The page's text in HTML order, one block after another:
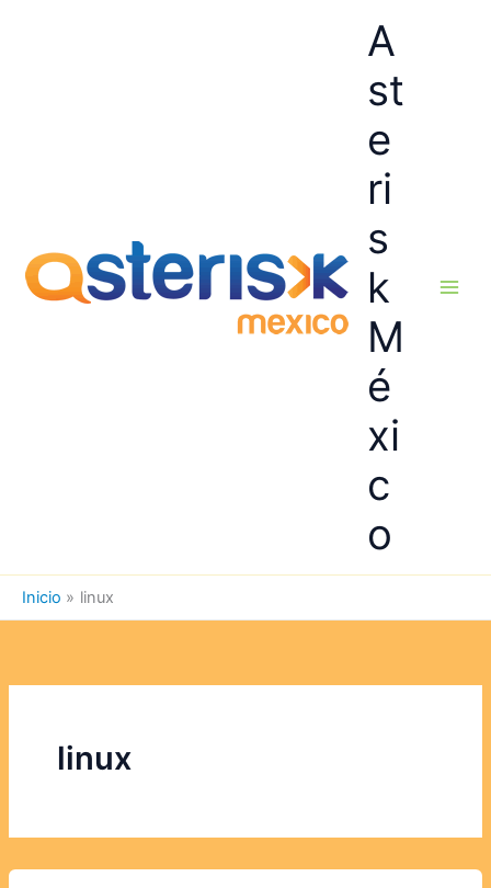
A
st
e
ri
s
k
M
é
xi
c
o
Inicio linux
linux